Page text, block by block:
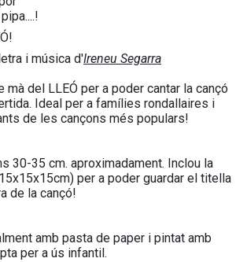
i música d'Ireneu Segarra
mà del LLEÓ per a poder cantar la cançó
Ideal per a famílies rondallaires i
de les cançons més populars!
30-35 cm. aproximadament. Inclou la
per a poder guardar el titella
de la cançó!
amb pasta de paper i pintat amb
per a ús infantil.